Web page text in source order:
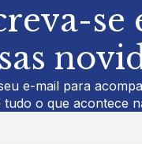
se
e-mail para
tudo o que acontece